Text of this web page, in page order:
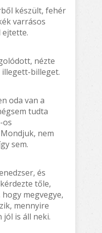
készült, fehér
varrásos
ejtette.
nézte
billeget.
oda van a
tudta
os
nem
sem.
és
tőle,
megvegye,
mennyire
jól is áll neki.